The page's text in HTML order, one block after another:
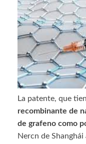
La patente, que
recombinante de
de grafeno como
Nercn de